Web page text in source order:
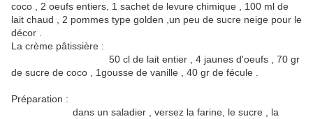
coco , 2 oeufs entiers, 1 sachet de levure chimique , 100 ml de
lait chaud , 2 pommes type golden ,un peu de sucre neige pour le
décor .
La crème pâtissière :
50 cl de lait entier , 4 jaunes d'oeufs , 70 gr
de sucre de coco , 1gousse de vanille , 40 gr de fécule .
Préparation :
dans un saladier , versez la farine, le sucre , la